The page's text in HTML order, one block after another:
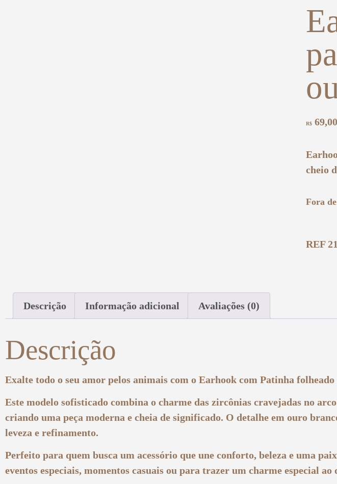
R$ 69,00
cheio
Fora
REF
Descrição Informação adicional Avaliações (0)
Descrição
Exalte todo o seu amor pelos animais com o Earhook com Patinha folheado
Este modelo sofisticado combina o charme das zircônias cravejadas no
criando uma peça moderna e cheia de significado. O detalhe em ouro
leveza e refinamento.
Perfeito para quem busca um acessório que une conforto, beleza e uma
eventos especiais, momentos casuais ou para trazer um charme especial ao